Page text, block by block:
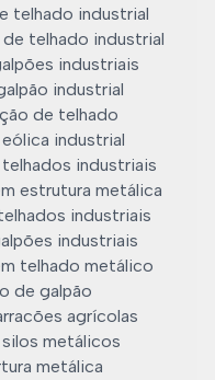
telhado industrial
telhado industrial
industriais
industrial
de telhado
industrial
industriais
estrutura metálica
industriais
industriais
telhado metálico
de galpão
agrícolas
metálicos
metálica